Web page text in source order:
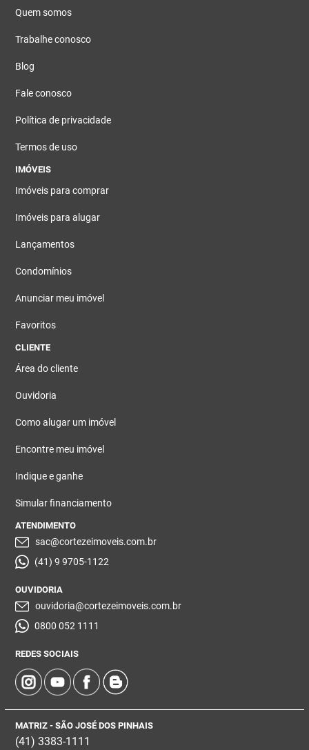
Quem somos
Trabalhe conosco
Blog
Fale conosco
Política de privacidade
Termos de uso
IMÓVEIS
Imóveis para comprar
Imóveis para alugar
Lançamentos
Condomínios
Anunciar meu imóvel
Favoritos
CLIENTE
Área do cliente
Ouvidoria
Como alugar um imóvel
Encontre meu imóvel
Indique e ganhe
Simular financiamento
ATENDIMENTO
sac@cortezeimoveis.com.br
(41) 9 9705-1122
OUVIDORIA
ouvidoria@cortezeimoveis.com.br
0800 052 1111
REDES SOCIAIS
MATRIZ - SÃO JOSÉ DOS PINHAIS
(41) 3383-1111